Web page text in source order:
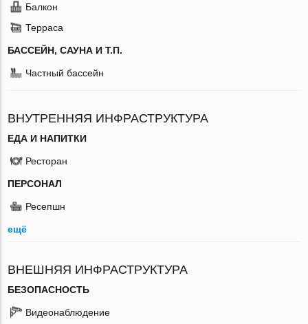
Балкон
Терраса
БАССЕЙН, САУНА И Т.П.
Частный бассейн
ВНУТРЕННЯЯ ИНФРАСТРУКТУРА
ЕДА И НАПИТКИ
Ресторан
ПЕРСОНАЛ
Ресепшн
ещё
ВНЕШНЯЯ ИНФРАСТРУКТУРА
БЕЗОПАСНОСТЬ
Видеонаблюдение